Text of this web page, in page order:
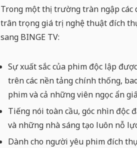
Trong một thị trường tràn ngập
trân trọng giá trị nghệ thuật đích
sang BINGE TV:
Sự xuất sắc của phim độc lập
trên các nền tảng chính thống,
phim và cả những viên ngọc ẩn
Tiếng nói toàn cầu, góc nhìn độc
và những nhà sáng tạo luôn nỗ
Dành cho người yêu phim đích